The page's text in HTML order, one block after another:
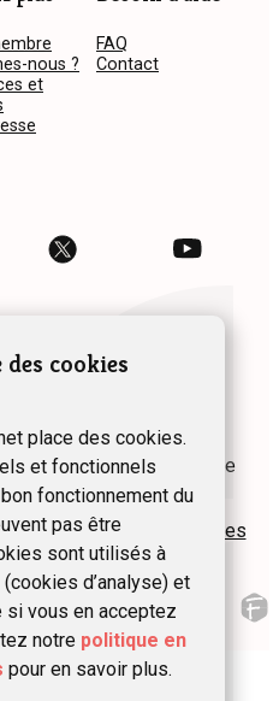
nous ?
et
FAQ
Contact
et Chambres d’hôtes de
asbl
Plan du siteMentions légales
cookies
place des cookies.
et fonctionnels
fonctionnement du
pas être
sont utilisés à
d’analyse) et
si vous en acceptez
notre politique en
pour en savoir plus.